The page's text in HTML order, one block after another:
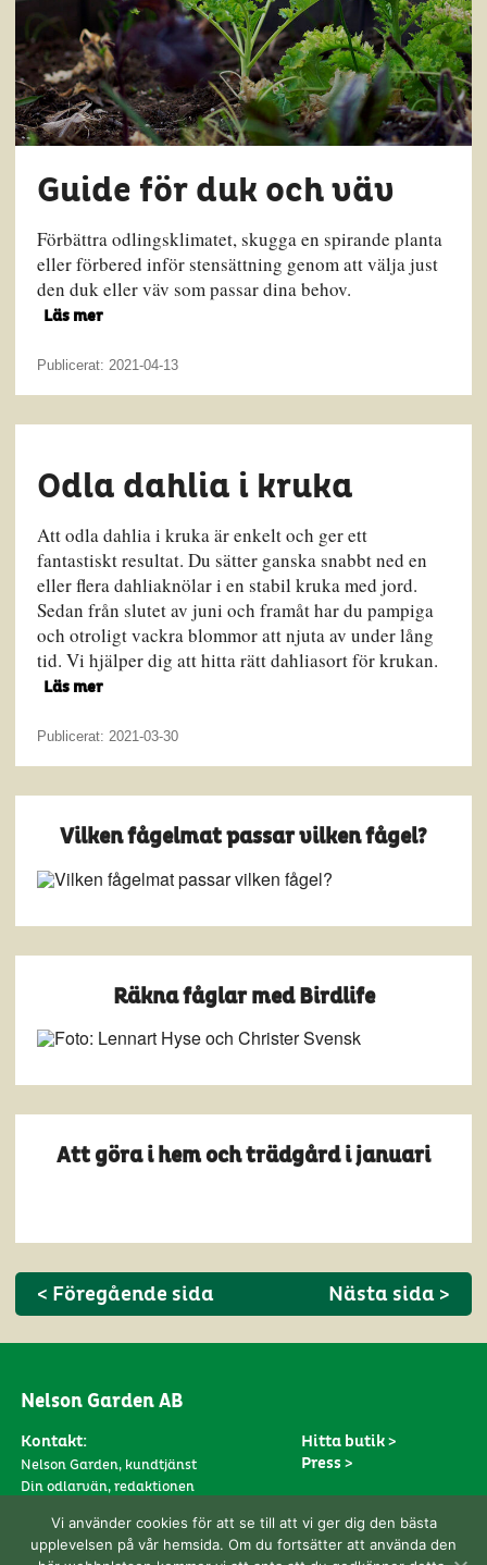
Guide för duk och väv
Förbättra odlingsklimatet, skugga en spirande planta
eller förbered inför stensättning genom att välja just
den duk eller väv som passar dina behov.
Läs mer
Publicerat: 2021-04-13
Odla dahlia i kruka
Att odla dahlia i kruka är enkelt och ger ett
fantastiskt resultat. Du sätter ganska snabbt ned en
eller flera dahliaknölar i en stabil kruka med jord.
Sedan från slutet av juni och framåt har du pampiga
och otroligt vackra blommor att njuta av under lång
tid. Vi hjälper dig att hitta rätt dahliasort för krukan.
Läs mer
Publicerat: 2021-03-30
Vilken fågelmat passar vilken fågel?
Räkna fåglar med Birdlife
Att göra i hem och trädgård i januari
< Föregående sida Nästa sida >
Nelson Garden AB
Kontakt:
Nelson Garden, kundtjänst
Din odlarvän, redaktionen
Prenumerera >
Anmäl dig till vårt nyhetsbrev här
Hitta butik >
Press >
Följ oss på:
Vi använder cookies för att se till att vi ger dig den bästa
upplevelsen på vår hemsida. Om du fortsätter att använda den